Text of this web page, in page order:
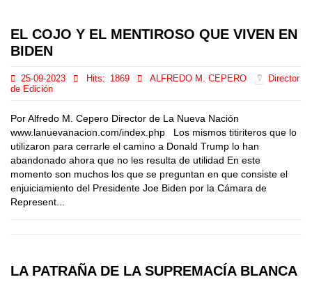
EL COJO Y EL MENTIROSO QUE VIVEN EN
BIDEN
25-09-2023 Hits: 1869 ALFREDO M. CEPERO
Director
de Edición
Por Alfredo M. Cepero Director de La Nueva Nación
www.lanuevanacion.com/index.php Los mismos titiriteros que lo
utilizaron para cerrarle el camino a Donald Trump lo han
abandonado ahora que no les resulta de utilidad En este
momento son muchos los que se preguntan en que consiste el
enjuiciamiento del Presidente Joe Biden por la Cámara de
Represent...
LA PATRAÑA DE LA SUPREMACÍA BLANCA